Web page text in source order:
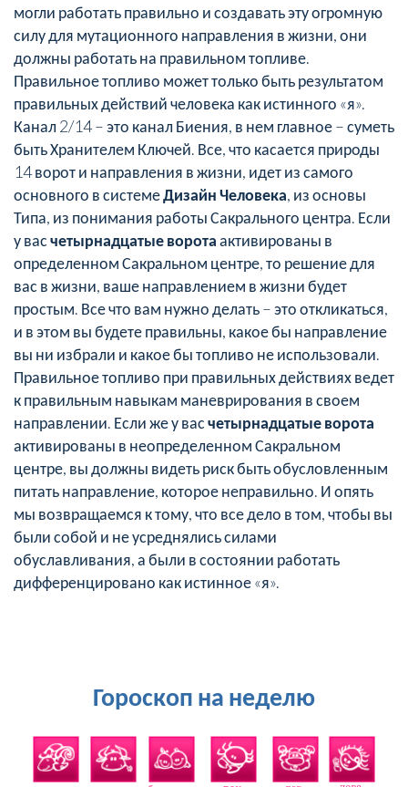
могли работать правильно и создавать эту огромную
силу для мутационного направления в жизни, они
должны работать на правильном топливе.
Правильное топливо может только быть результатом
правильных действий человека как истинного «я».
Канал 2/14 – это канал Биения, в нем главное – суметь
быть Хранителем Ключей. Все, что касается природы
14 ворот и направления в жизни, идет из самого
основного в системеДизайн Человека, из основы
Типа, из понимания работы Сакрального центра. Если
у васчетырнадцатые воротаактивированы в
определенном Сакральном центре, то решение для
вас в жизни, ваше направлением в жизни будет
простым. Все что вам нужно делать – это откликаться,
и в этом вы будете правильны, какое бы направление
вы ни избрали и какое бы топливо не использовали.
Правильное топливо при правильных действиях ведет
к правильным навыкам маневрирования в своем
направлении. Если же у васчетырнадцатые ворота
активированы в неопределенном Сакральном
центре, вы должны видеть риск быть обусловленным
питать направление, которое неправильно. И опять
мы возвращаемся к тому, что все дело в том, чтобы вы
были собой и не усреднялись силами
обуславливания, а были в состоянии работать
дифференцировано как истинное «я».
Гороскоп на неделю